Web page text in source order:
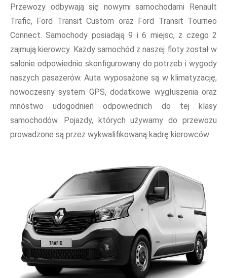
Przewozy odbywają się nowymi samochodami Renault
Trafic, Ford Transit Custom oraz Ford Transit Tourneo
Connect. Samochody posiadają 9 i 6 miejsc, z czego 2
zajmują kierowcy. Każdy samochód z naszej floty został w
salonie odpowiednio skonfigurowany do potrzeb i wygody
naszych pasażerów. Auta wyposażone są w klimatyzację,
nowoczesny system GPS, dodatkowe wygłuszenia oraz
mnóstwo udogodnień odpowiednich do tej klasy
samochodów. Pojazdy, których używamy do przewozu
prowadzone są przez wykwalifikowaną kadrę kierowców